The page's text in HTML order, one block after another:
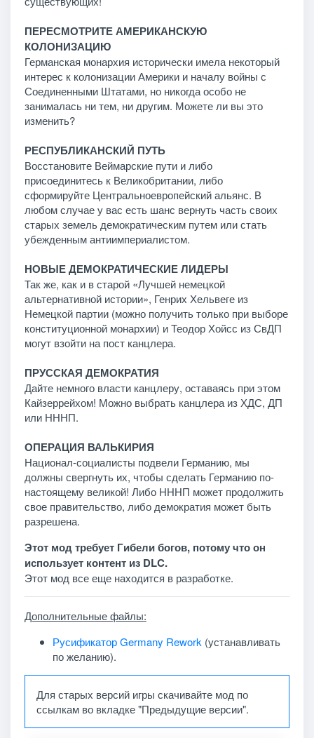
ПЕРЕСМОТРИТЕ АМЕРИКАНСКУЮ
КОЛОНИЗАЦИЮ
Германская монархия исторически имела некоторый
интерес к колонизации Америки и началу войны с
Соединенными Штатами, но никогда особо не
занималась ни тем, ни другим. Можете ли вы это
изменить?
РЕСПУБЛИКАНСКИЙ ПУТЬ
Восстановите Веймарские пути и либо
присоединитесь к Великобритании, либо
сформируйте Центральноевропейский альянс. В
любом случае у вас есть шанс вернуть часть своих
старых земель демократическим путем или стать
убежденным антиимпериалистом.
НОВЫЕ ДЕМОКРАТИЧЕСКИЕ ЛИДЕРЫ
Так же, как и в старой «Лучшей немецкой
альтернативной истории», Генрих Хельвеге из
Немецкой партии (можно получить только при выборе
конституционной монархии) и Теодор Хойсс из СвДП
могут взойти на пост канцлера.
ПРУССКАЯ ДЕМОКРАТИЯ
Дайте немного власти канцлеру, оставаясь при этом
Кайзеррейхом! Можно выбрать канцлера из ХДС, ДП
или НННП.
ОПЕРАЦИЯ ВАЛЬКИРИЯ
Национал-социалисты подвели Германию, мы
должны свергнуть их, чтобы сделать Германию по-
настоящему великой! Либо НННП может продолжить
свое правительство, либо демократия может быть
разрешена.
Этот мод требует Гибели богов, потому что он
использует контент из DLC.
Этот мод все еще находится в разработке.
Дополнительные файлы:
Русификатор Germany Rework (устанавливать
по желанию).
Для старых версий игры скачивайте мод по
ссылкам во вкладке "Предыдущие версии".